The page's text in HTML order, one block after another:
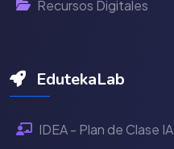
Recursos Digitales
EdutekaLab
IDEA - Plan de Clase IA